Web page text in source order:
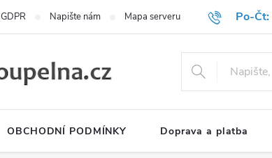
Po-
GDPR Napište nám Mapa serveru Hodnocení
OBCHODNÍ PODMÍNKY Doprava a platba